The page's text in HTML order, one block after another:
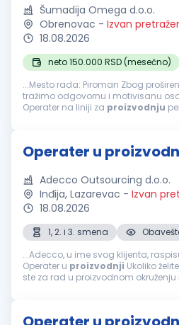
Šumadija Omega d.o.o.
Obrenovac - Izvan
18.08.2026
neto 150.000 RSD (mesečno)
...Mesto rada: Piroman Zbog
tražimo odgovornu i motivisanu
Operater na liniji za proizvodnju
Operater u
Adecco Outsourcing d.o.o.
Inđija, Lazarevac - Izvan
18.08.2026
1, 2. i 3. smena
...Adecco, u ime svog klijenta,
Operater u proizvodnji Ukoliko
ste za rad u proizvodnom okruženju